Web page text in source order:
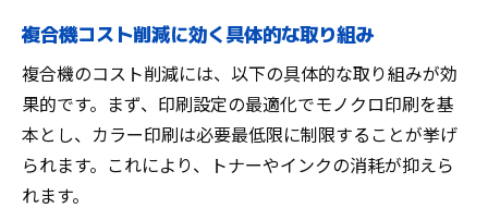
複合機コスト削減に効く具体的な取り組み
複合機のコスト削減には、以下の具体的な取り組みが効
果的です。まず、印刷設定の最適化でモノクロ印刷を基
本とし、カラー印刷は必要最低限に制限することが挙げ
られます。これにより、トナーやインクの消耗が抑えら
れます。